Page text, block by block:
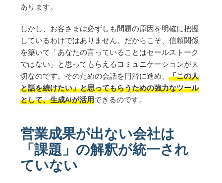
あります。
しかし、お客さまは必ずしも問題の原因を明確に把握
しているわけではありません。だからこそ、信頼関係
を築いて「あなたの言っていることはセールストーク
ではない」と思ってもらえるコミュニケーションが大
切なのです。そのための会話を円滑に進め、 「この人
と話を続けたい」と思ってもらうための強力なツール
として、生成AIが活用できるのです。
営業成果が出ない会社は
「課題」の解釈が統一され
ていない